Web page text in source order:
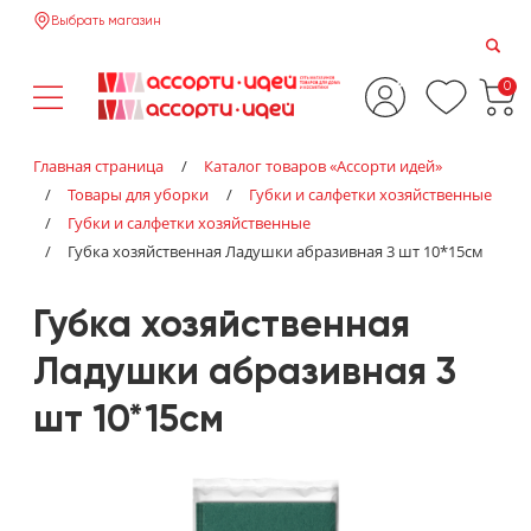
Выбрать магазин
0
Главная страница /
Каталог товаров «‎Ассорти идей»‎
/
Товары для уборки /
Губки и салфетки хозяйственные
/
Губки и салфетки хозяйственные
/
Губка хозяйственная Ладушки абразивная 3 шт 10*15см
Губка хозяйственная
Ладушки абразивная 3
шт 10*15см